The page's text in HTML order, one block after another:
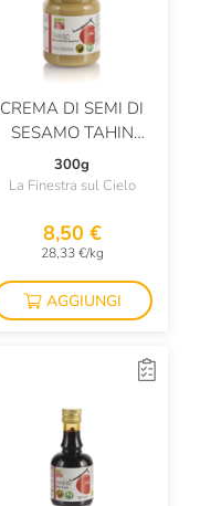
CREMA DI SEMI DI
SESAMO TAHIN
BIOLOGICO
300g
La Finestra sul Cielo
8,50 €
28,33 €/kg
AGGIUNGI